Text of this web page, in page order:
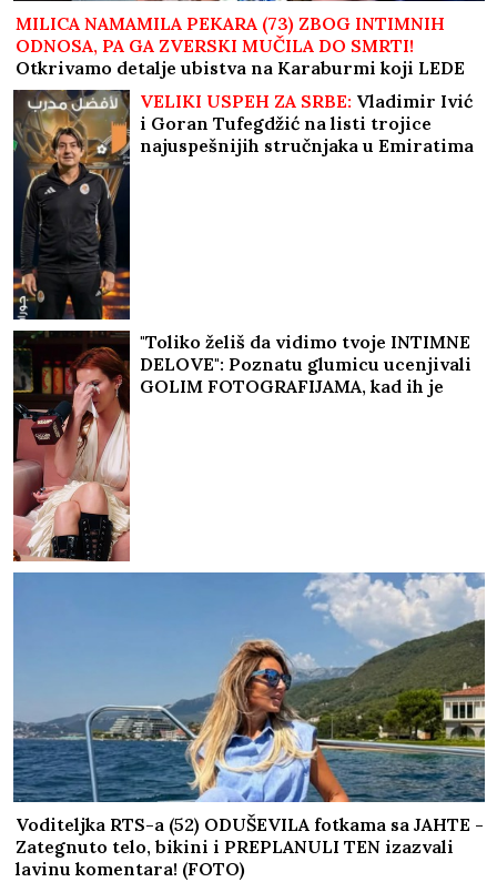
MILICA NAMAMILA PEKARA (73) ZBOG INTIMNIH
ODNOSA, PA GA ZVERSKI MUČILA DO SMRTI!
Otkrivamo detalje ubistva na Karaburmi koji LEDE
KRV: Izdahnuo u najgorim mukama dok su ga
osumnjičeni pljačkaliVELIKI USPEH ZA SRBE: Vladimir Ivić
i Goran Tufegdžić na listi trojice
najuspešnijih stručnjaka u Emiratima
"Toliko želiš da vidimo tvoje INTIMNE
DELOVE": Poznatu glumicu ucenjivali
GOLIM FOTOGRAFIJAMA, kad ih je
Voditeljka RTS-a (52) ODUŠEVILA fotkama sa JAHTE -
Zategnuto telo, bikini i PREPLANULI TEN izazvali
lavinu komentara! (FOTO)